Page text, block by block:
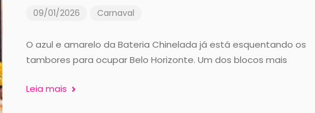
09/01/2026 Carnaval
O azul e amarelo da Bateria Chinelada já está esquentando os
tambores para ocupar Belo Horizonte. Um dos blocos mais
Leia mais